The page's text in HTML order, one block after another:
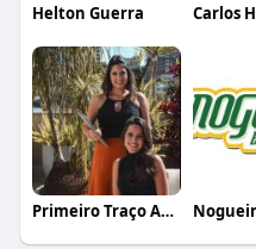
Helton Guerra
Primeiro Traço Arquitetura